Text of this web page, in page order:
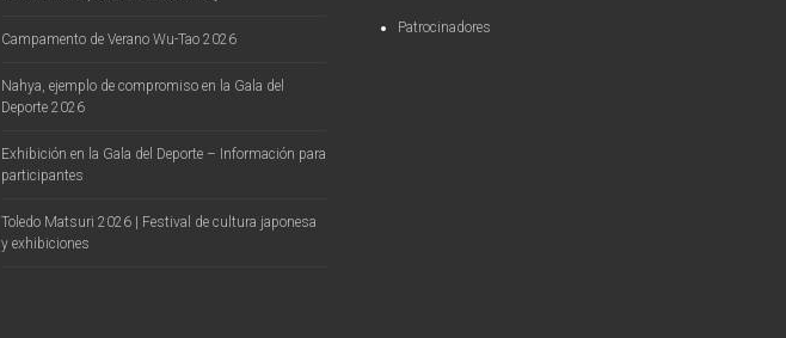
Campamento de Verano Wu-Tao 2026
Nahya, ejemplo de compromiso en la Gala del
Deporte 2026
Exhibición en la Gala del Deporte – Información para
participantes
Toledo Matsuri 2026 | Festival de cultura japonesa
y exhibiciones
Patrocinadores